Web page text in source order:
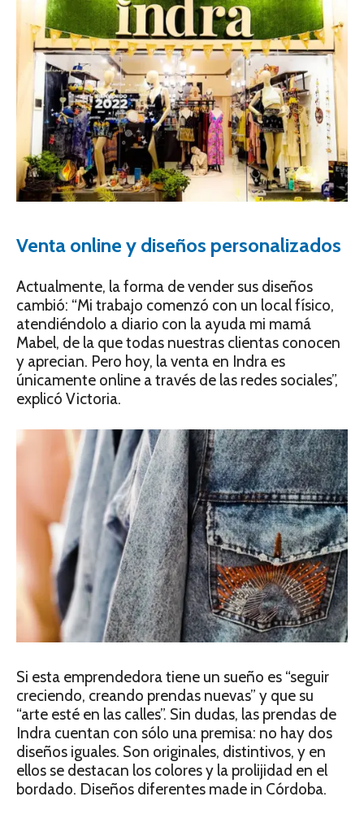
Venta online y diseños personalizados
Actualmente, la forma de vender sus diseños
cambió: “Mi trabajo comenzó con un local físico,
atendiéndolo a diario con la ayuda mi mamá
Mabel, de la que todas nuestras clientas conocen
y aprecian. Pero hoy, la venta en Indra es
únicamente online a través de las redes sociales”,
explicó Victoria.
Si esta emprendedora tiene un sueño es “seguir
creciendo, creando prendas nuevas” y que su
“arte esté en las calles”. Sin dudas, las prendas de
Indra cuentan con sólo una premisa: no hay dos
diseños iguales. Son originales, distintivos, y en
ellos se destacan los colores y la prolijidad en el
bordado. Diseños diferentes made in Córdoba.